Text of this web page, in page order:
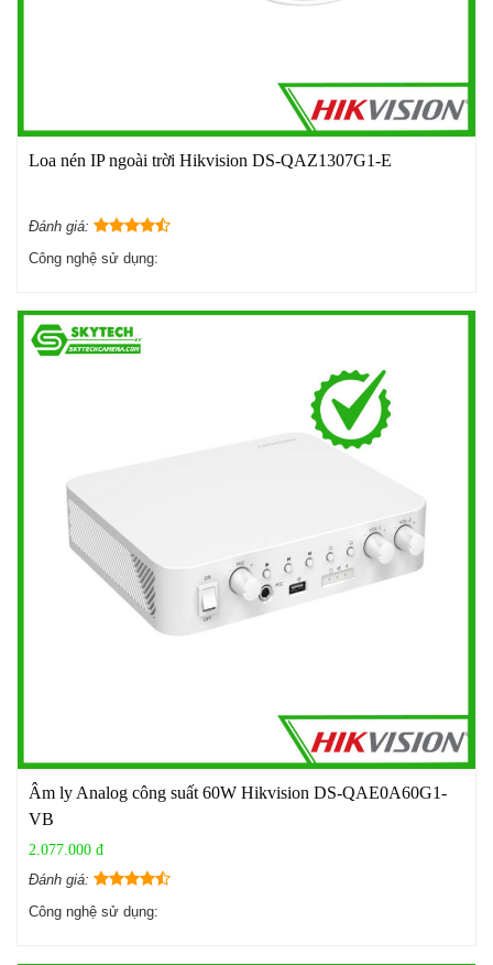
Loa nén IP ngoài trời Hikvision DS-QAZ1307G1-E
Đánh giá:
Công nghệ sử dụng:
Âm ly Analog công suất 60W Hikvision DS-QAE0A60G1-
VB
2.077.000 đ
Đánh giá:
Công nghệ sử dụng: